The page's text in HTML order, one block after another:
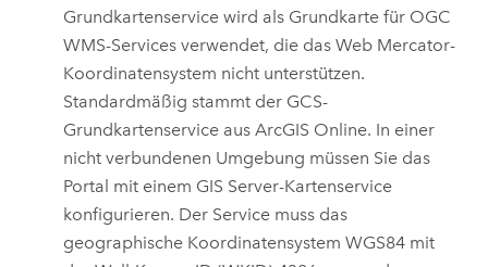
Grundkartenservice wird als Grundkarte für OGC
WMS-Services verwendet, die das Web Mercator-
Koordinatensystem nicht unterstützen.
Standardmäßig stammt der GCS-
Grundkartenservice ausArcGIS Online. In einer
nicht verbundenen Umgebung müssen Sie das
Portal mit einem GIS Server-Kartenservice
konfigurieren. Der Service muss das
geographische Koordinatensystem WGS84 mit